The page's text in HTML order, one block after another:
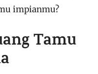
impianmu?
Tamu